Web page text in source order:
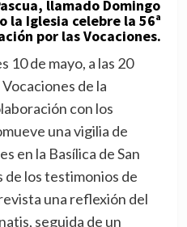
llamado Domingo
la Iglesia celebre la 56ª
por las Vocaciones.
10 de mayo, a las 20
de la
con los
una vigilia de
en la Basílica de San
de los testimonios de
una reflexión del
seguida de un